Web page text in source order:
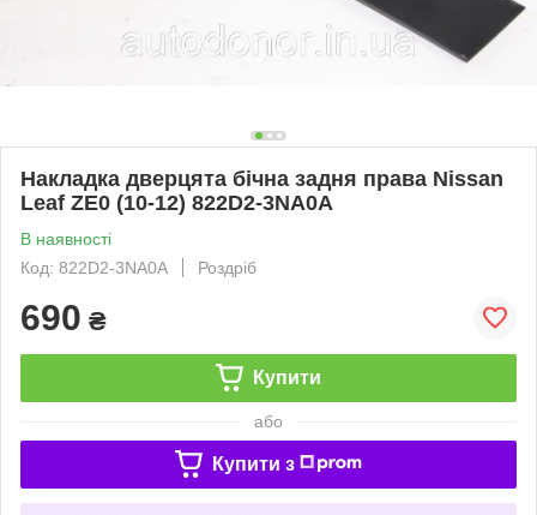
Накладка дверцята бічна задня права Nissan
Leaf ZE0 (10-12) 822D2-3NA0A
В наявності
Код: 822D2-3NA0A
Роздріб
690 ₴
Купити
або
Купити з